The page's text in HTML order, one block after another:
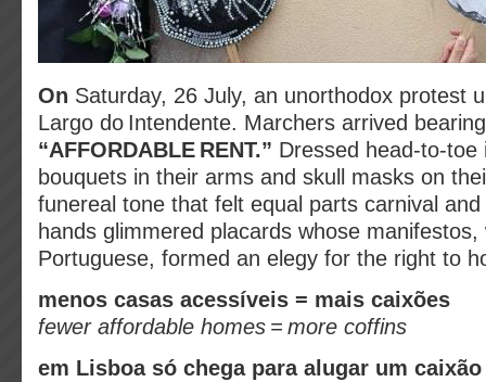
On Saturday, 26 July, an unorthodox protest
Largo do Intendente. Marchers arrived
“AFFORDABLE RENT.” Dressed
bouquets in their arms and skull masks on
funereal tone that felt equal parts carnival
hands glimmered placards whose manifestos,
Portuguese, formed an elegy for the right to
menos casas acessíveis = mais caixões
fewer affordable homes = more coffins
em Lisboa só chega para alugar um caixão